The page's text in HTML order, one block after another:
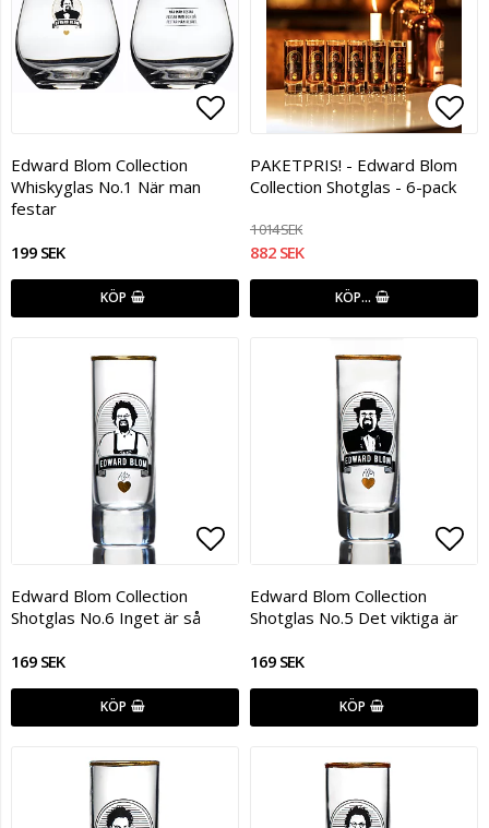
Lägg till i favoritlistan
Edward Blom Collection
Whiskyglas No.1 När man
festar
199 SEK
KÖP
PAKETPRIS! - Edward Blom
Collection Shotglas - 6-pack
1 014 SEK
882 SEK
KÖP…
Lägg till i favoritlistan
Edward Blom Collection
Shotglas No.6 Inget är så
169 SEK
KÖP
Edward Blom Collection
Shotglas No.5 Det viktiga är
169 SEK
KÖP